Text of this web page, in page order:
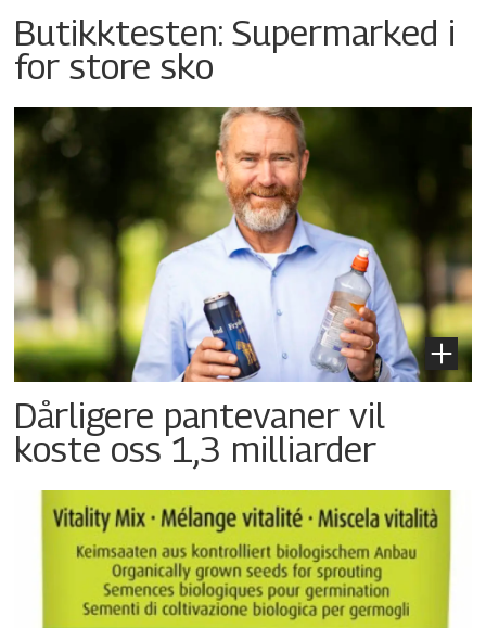
Butikktesten: Supermarked i
for store sko
Dårligere pantevaner vil
koste oss 1,3 milliarder